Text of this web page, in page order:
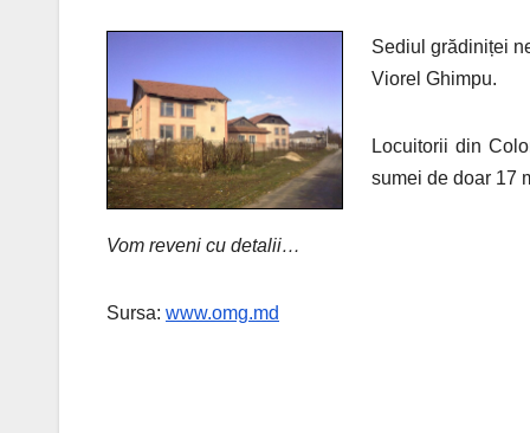
Sediul grădiniței
Viorel Ghimpu.
Locuitorii din
sumei de doar 17
Vom reveni cu detalii…
Sursa: www.omg.md